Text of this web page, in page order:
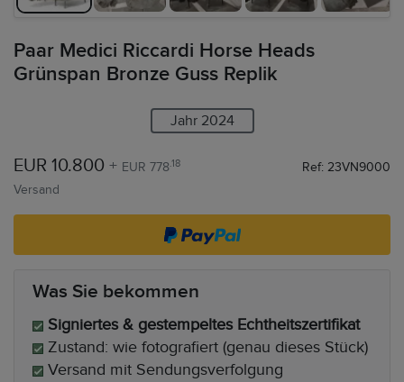
Paar Medici Riccardi Horse Heads
Grünspan Bronze Guss Replik
Jahr 2024
EUR 10.800 + EUR 778.18
Versand
Ref: 23VN9000
Was Sie bekommen
Signiertes & gestempeltes Echtheitszertifikat
Zustand: wie fotografiert (genau dieses Stück)
Versand mit Sendungsverfolgung